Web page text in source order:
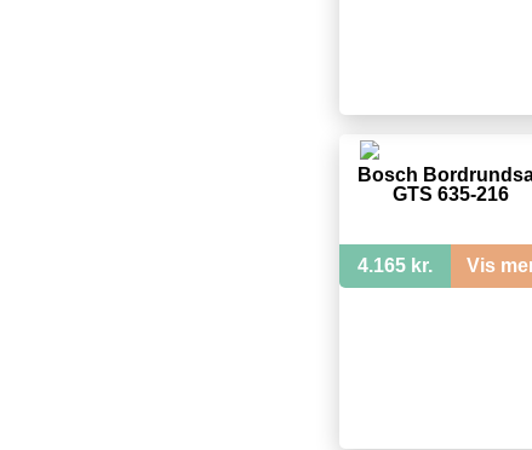
Bosch
GTS 635-216
4.165 kr. Vis